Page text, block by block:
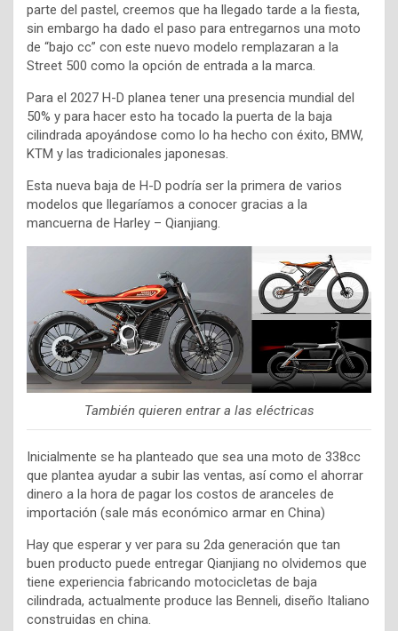
parte del pastel, creemos que ha llegado tarde a la fiesta,
sin embargo ha dado el paso para entregarnos una moto
de “bajo cc” con este nuevo modelo remplazaran a la
Street 500 como la opción de entrada a la marca.
Para el 2027 H-D planea tener una presencia mundial del
50% y para hacer esto ha tocado la puerta de la baja
cilindrada apoyándose como lo ha hecho con éxito, BMW,
KTM y las tradicionales japonesas.
Esta nueva baja de H-D podría ser la primera de varios
modelos que llegaríamos a conocer gracias a la
mancuerna de Harley – Qianjiang.
También quieren entrar a las eléctricas
Inicialmente se ha planteado que sea una moto de 338cc
que plantea ayudar a subir las ventas, así como el ahorrar
dinero a la hora de pagar los costos de aranceles de
importación (sale más económico armar en China)
Hay que esperar y ver para su 2da generación que tan
buen producto puede entregar Qianjiang no olvidemos que
tiene experiencia fabricando motocicletas de baja
cilindrada, actualmente produce las Benneli, diseño Italiano
construidas en china.